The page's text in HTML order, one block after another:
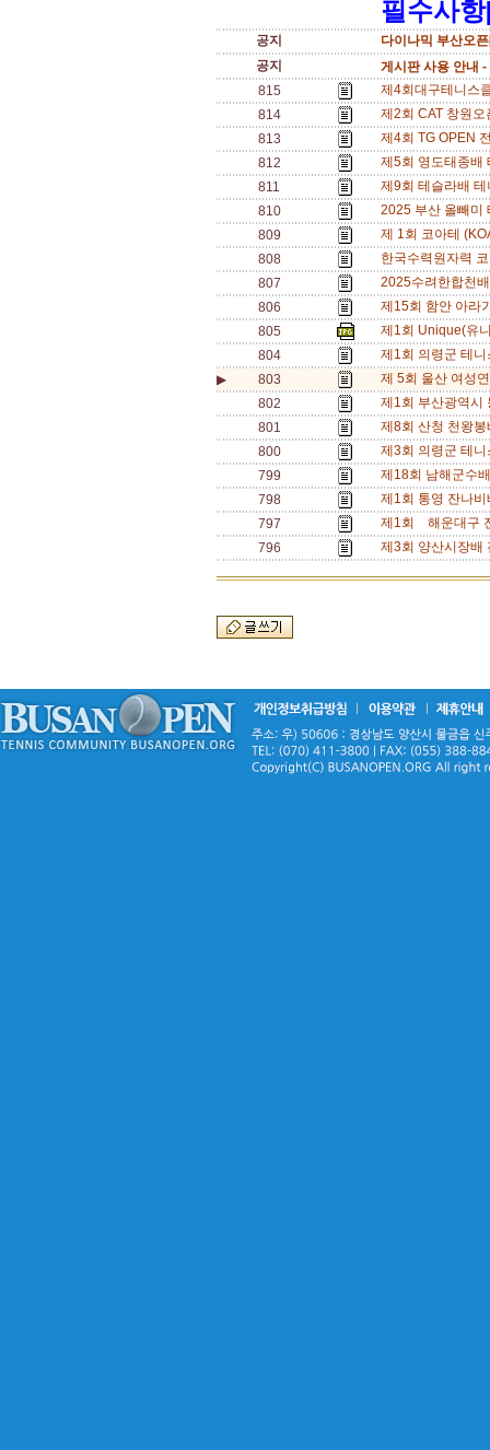
필수사
공지
다이나믹 부산오
공지
게시판 사용 안내 -
815
제4회대구테니스
814
제2회 CAT 창원
813
제4회 TG OPEN
812
제5회 영도태종배
811
제9회 테슬라배
810
2025 부산 올빼미
809
제 1회 코아테
808
한국수력원자력
807
2025수려한합천
806
제15회 함안 아라
805
제1회 Unique(유
804
제1회 의령군 테
▶
803
제 5회 울산 여성
802
제1회 부산광역시
801
제8회 산청 천왕
800
제3회 의령군 테
799
제18회 남해군수
798
제1회 통영 잔나
797
제1회 해운대구
796
제3회 양산시장배